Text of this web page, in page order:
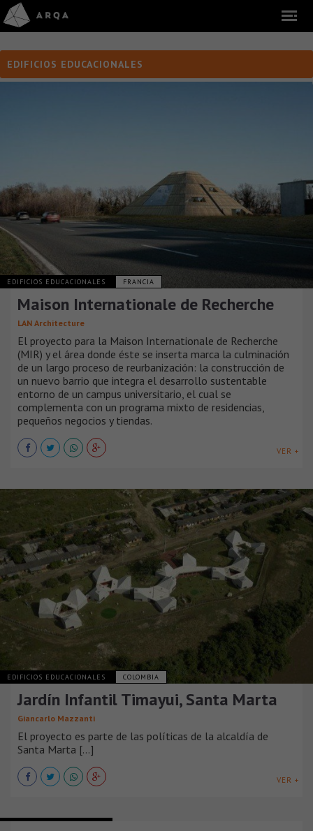
EDIFICIOS EDUCACIONALES
EDIFICIOS EDUCACIONALES FRANCIA
Maison Internationale de Recherche
LAN Architecture
El proyecto para la Maison Internationale de Recherche
(MIR) y el área donde éste se inserta marca la culminación
de un largo proceso de reurbanización: la construcción de
un nuevo barrio que integra el desarrollo sustentable
entorno de un campus universitario, el cual se
complementa con un programa mixto de residencias,
pequeños negocios y tiendas.
VER +
EDIFICIOS EDUCACIONALES COLOMBIA
Jardín Infantil Timayui, Santa Marta
Giancarlo Mazzanti
El proyecto es parte de las políticas de la alcaldía de
Santa Marta [...]
VER +